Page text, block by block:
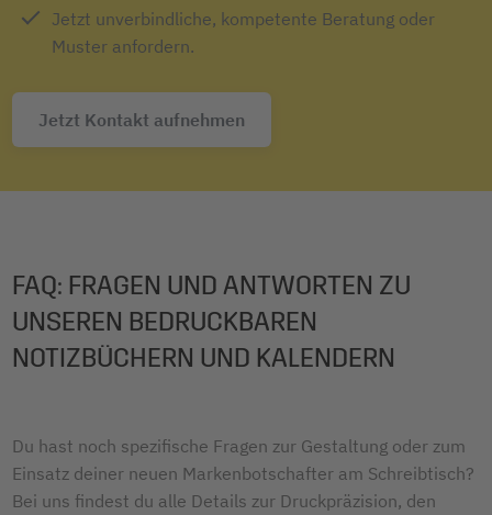
Jetzt unverbindliche, kompetente Beratung oder
Muster anfordern.
Jetzt Kontakt aufnehmen
FAQ: FRAGEN UND ANTWORTEN ZU
UNSEREN BEDRUCKBAREN
NOTIZBÜCHERN UND KALENDERN
Du hast noch spezifische Fragen zur Gestaltung oder zum
Einsatz deiner neuen Markenbotschafter am Schreibtisch?
Bei uns findest du alle Details zur Druckpräzision, den